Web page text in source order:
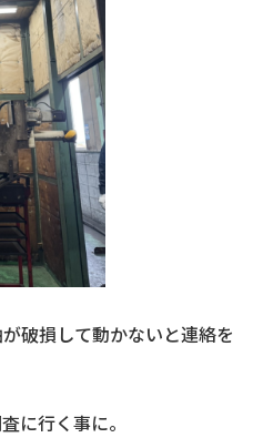
破損して動かないと連絡を
に行く事に。